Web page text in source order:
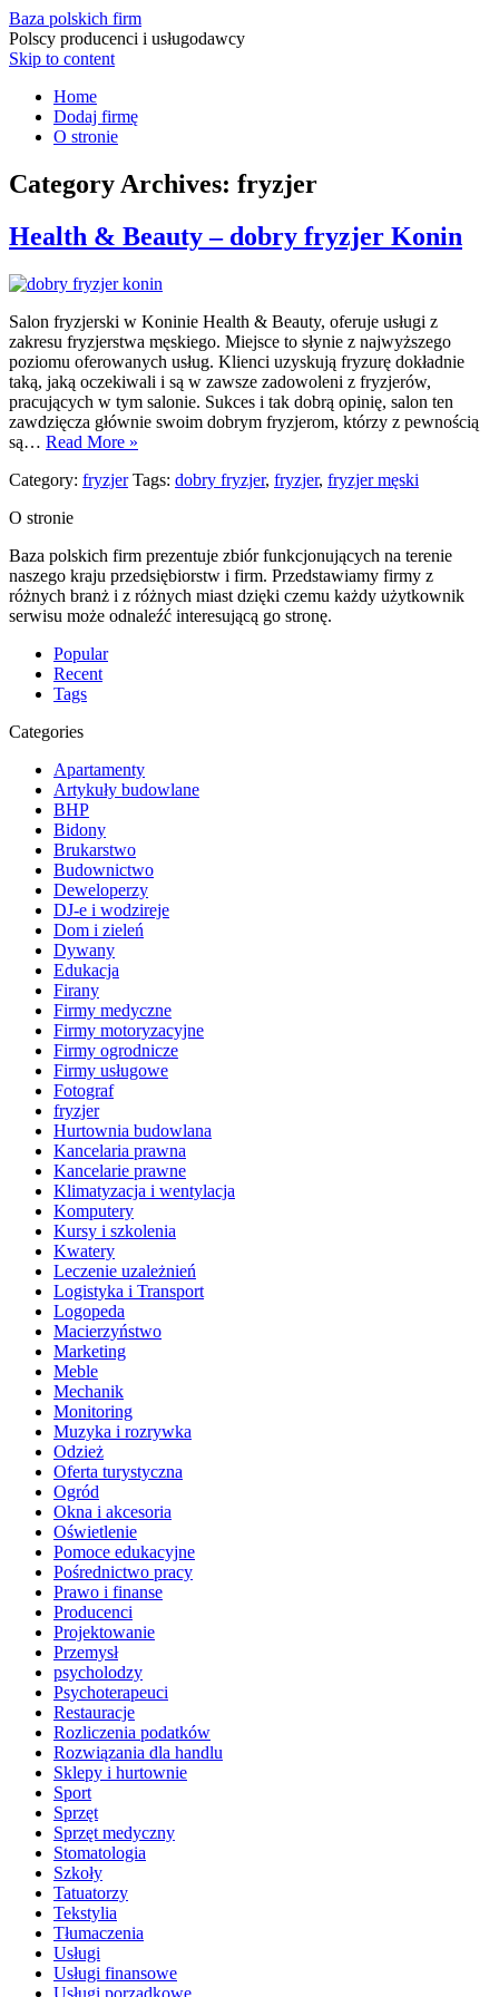
Baza polskich firm
Polscy producenci i usługodawcy
Skip to content
Home
Dodaj firmę
O stronie
Category Archives: fryzjer
Health & Beauty – dobry fryzjer Konin
Salon fryzjerski w Koninie Health & Beauty, oferuje usługi z
zakresu fryzjerstwa męskiego. Miejsce to słynie z najwyższego
poziomu oferowanych usług. Klienci uzyskują fryzurę dokładnie
taką, jaką oczekiwali i są w zawsze zadowoleni z fryzjerów,
pracujących w tym salonie. Sukces i tak dobrą opinię, salon ten
zawdzięcza głównie swoim dobrym fryzjerom, którzy z pewnością
są… Read More »
Category: fryzjer Tags: dobry fryzjer, fryzjer, fryzjer męski
O stronie
Baza polskich firm prezentuje zbiór funkcjonujących na terenie
naszego kraju przedsiębiorstw i firm. Przedstawiamy firmy z
różnych branż i z różnych miast dzięki czemu każdy użytkownik
serwisu może odnaleźć interesującą go stronę.
Popular
Recent
Tags
Categories
Apartamenty
Artykuły budowlane
BHP
Bidony
Brukarstwo
Budownictwo
Deweloperzy
DJ-e i wodzireje
Dom i zieleń
Dywany
Edukacja
Firany
Firmy medyczne
Firmy motoryzacyjne
Firmy ogrodnicze
Firmy usługowe
Fotograf
fryzjer
Hurtownia budowlana
Kancelaria prawna
Kancelarie prawne
Klimatyzacja i wentylacja
Komputery
Kursy i szkolenia
Kwatery
Leczenie uzależnień
Logistyka i Transport
Logopeda
Macierzyństwo
Marketing
Meble
Mechanik
Monitoring
Muzyka i rozrywka
Odzież
Oferta turystyczna
Ogród
Okna i akcesoria
Oświetlenie
Pomoce edukacyjne
Pośrednictwo pracy
Prawo i finanse
Producenci
Projektowanie
Przemysł
psycholodzy
Psychoterapeuci
Restauracje
Rozliczenia podatków
Rozwiązania dla handlu
Sklepy i hurtownie
Sport
Sprzęt
Sprzęt medyczny
Stomatologia
Szkoły
Tatuatorzy
Tekstylia
Tłumaczenia
Usługi
Usługi finansowe
Usługi porządkowe